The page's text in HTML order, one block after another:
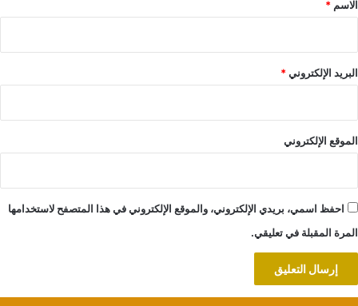
الاسم *
البريد الإلكتروني*
الموقع الإلكتروني
احفظ اسمي، بريدي الإلكتروني، والموقع الإلكتروني في هذا المتصفح لاستخدامها
المرة المقبلة في تعليقي.